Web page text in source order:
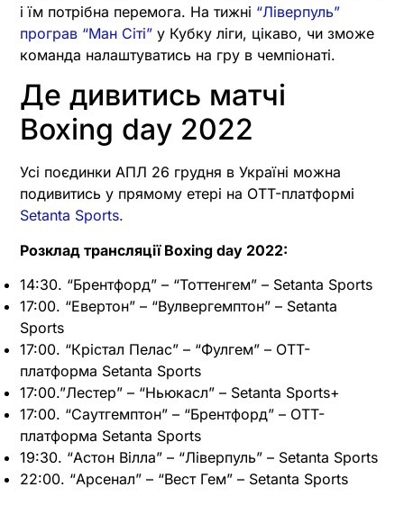
і їм потрібна перемога. На тижні “Ліверпуль”
програв “Ман Сіті” у Кубку ліги, цікаво, чи зможе
команда налаштуватись на гру в чемпіонаті.
Де дивитись матчі
Boxing day 2022
Усі поєдинки АПЛ 26 грудня в Україні можна
подивитись у прямому етері на OTT-платформі
Setanta Sports.
Розклад трансляції Boxing day 2022:
14:30. “Брентфорд” – “Тоттенгем” – Setanta Sports
17:00. “Евертон” – “Вулвергемптон” – Setanta
Sports
17:00. “Крістал Пелас” – “Фулгем” – OTT-
платформа Setanta Sports
17:00.”Лестер” – “Ньюкасл” – Setanta Sports+
17:00. “Саутгемптон” – “Брентфорд” – OTT-
платформа Setanta Sports
19:30. “Астон Вілла” – “Ліверпуль” – Setanta Sports
22:00. “Арсенал” – “Вест Гем” – Setanta Sports